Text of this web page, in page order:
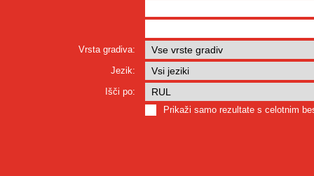
Vrsta gradiva:
Jezik:
Išči po:
Prikaži samo rezultate s celotnim